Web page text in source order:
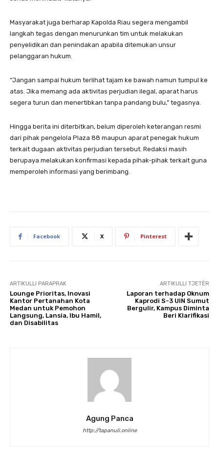
Masyarakat juga berharap Kapolda Riau segera mengambil
langkah tegas dengan menurunkan tim untuk melakukan
penyelidikan dan penindakan apabila ditemukan unsur
pelanggaran hukum.
“Jangan sampai hukum terlihat tajam ke bawah namun tumpul ke
atas. Jika memang ada aktivitas perjudian ilegal, aparat harus
segera turun dan menertibkan tanpa pandang bulu,” tegasnya.
Hingga berita ini diterbitkan, belum diperoleh keterangan resmi
dari pihak pengelola Plaza 88 maupun aparat penegak hukum
terkait dugaan aktivitas perjudian tersebut. Redaksi masih
berupaya melakukan konfirmasi kepada pihak-pihak terkait guna
memperoleh informasi yang berimbang.
Facebook X Pinterest
ARTIKULLI PARAPRAK
Lounge Prioritas, Inovasi
Kantor Pertanahan Kota
Medan untuk Pemohon
Langsung, Lansia, Ibu Hamil,
dan Disabilitas
ARTIKULLI TJETËR
Laporan terhadap Oknum
Kaprodi S-3 UIN Sumut
Bergulir, Kampus Diminta
Beri Klarifikasi
Agung Panca
http://tapanuli.online